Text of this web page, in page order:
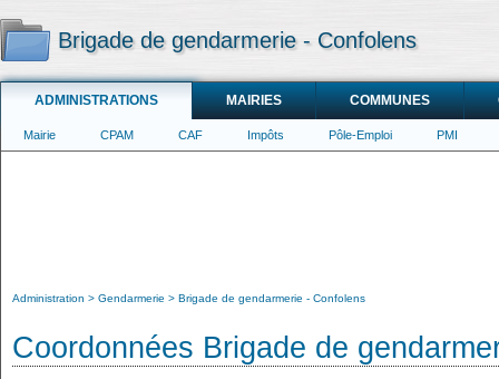
Brigade de gendarmerie - Confolens
ADMINISTRATIONS MAIRIES COMMUNES
Mairie CPAM CAF Impôts Pôle-Emploi PMI
Administration Gendarmerie Brigade de gendarmerie - Confolens
Coordonnées Brigade de